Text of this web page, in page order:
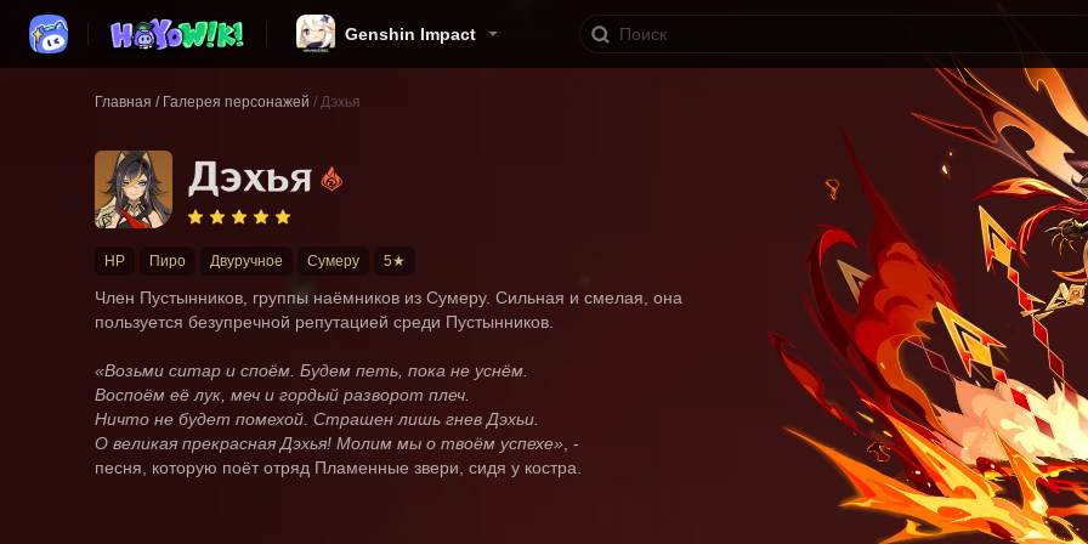
Genshin Impact
Главная / Галерея персонажей / Дэхья
Дэхья
HP Пиро Двуручное Сумеру 5★
Член Пустынников, группы наёмников из Сумеру. Сильная и смелая, она
пользуется безупречной репутацией среди Пустынников.
«Возьми ситар и споём. Будем петь, пока не уснём.
Воспоём её лук, меч и гордый разворот плеч.
Ничто не будет помехой. Страшен лишь гнев Дэхьи.
О великая прекрасная Дэхья! Молим мы о твоём успехе» , -
песня, которую поёт отряд Пламенные звери, сидя у костра.